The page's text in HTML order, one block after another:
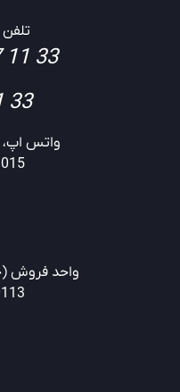
33 11 47 88 -021
33 11 9000
واتس اپ،
واحد فروش